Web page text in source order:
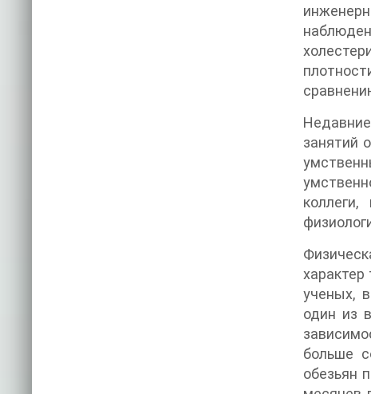
занятий
ученых,
один из
больше
обезьян